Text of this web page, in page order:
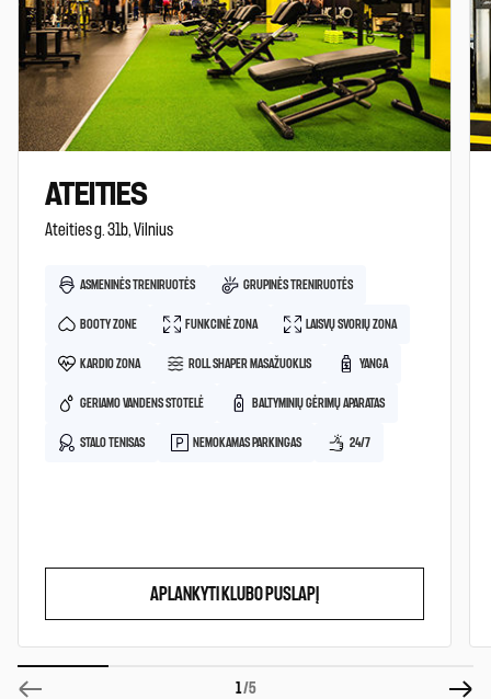
ATEITIES
Ateities g. 31b, Vilnius
ASMENINĖS TRENIRUOTĖS GRUPINĖS TRENIRUOTĖS
BOOTY ZONE FUNKCINĖ ZONA LAISVŲ SVORIŲ ZONA
KARDIO ZONA ROLL SHAPER MASAŽUOKLIS YANGA
GERIAMO VANDENS STOTELĖ BALTYMINIŲ GĖRIMŲ APARATAS
STALO TENISAS NEMOKAMAS PARKINGAS 24/7
APLANKYTI KLUBO PUSLAPĮ
1/5